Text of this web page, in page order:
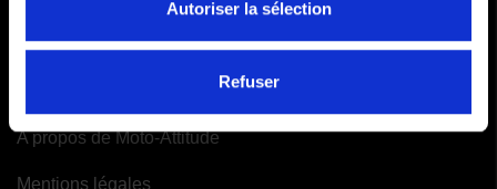
Autoriser la sélection
Refuser
A propos de Moto-Attitude
Mentions légales